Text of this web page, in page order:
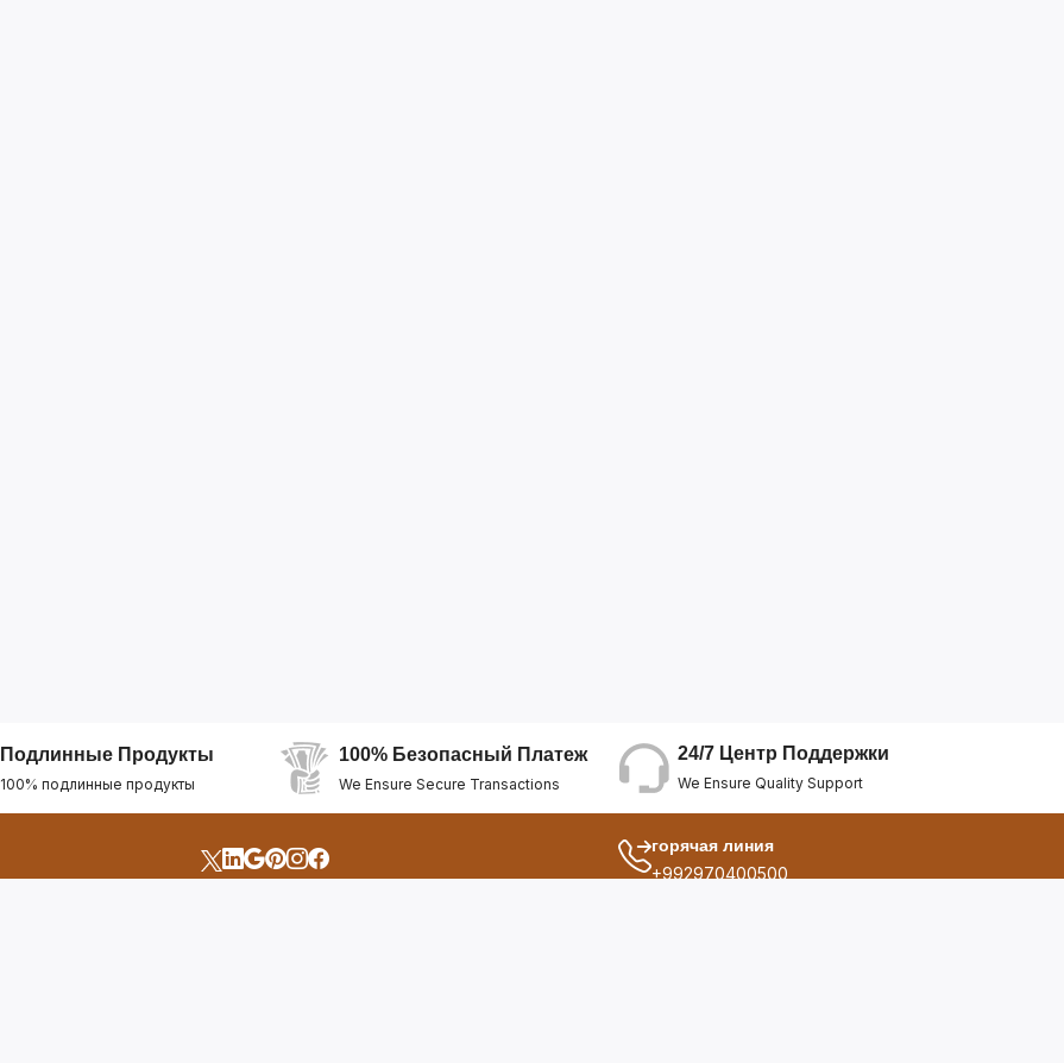
Подлинные Продукты
100% подлинные продукты
100% Безопасный Платеж
We Ensure Secure Transactions
24/7 Центр Поддержки
We Ensure Quality Support
горячая линия
+992970400500